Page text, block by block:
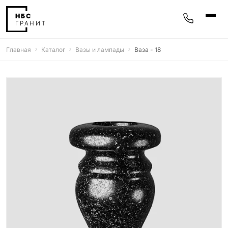
Фотокерамика
Надгробные плиты
Благоустройство
Главная Каталог Вазы и лампады Ваза - 18